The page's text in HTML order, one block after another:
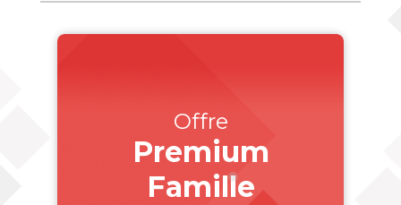
Offre
Premium
Famille